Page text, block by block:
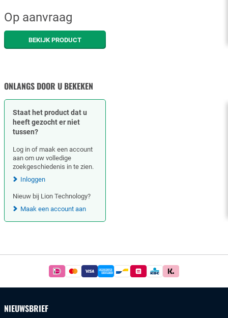
Op aanvraag
BEKIJK PRODUCT
ONLANGS DOOR U BEKEKEN
Staat het product dat u
heeft gezocht er niet
tussen?
Log in of maak een account
aan om uw volledige
zoekgeschiedenis in te zien.
Inloggen
Nieuw bij Lion Technology?
Maak een account aan
Betaal
NIEUWSBRIEF